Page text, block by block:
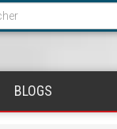
BLOGS